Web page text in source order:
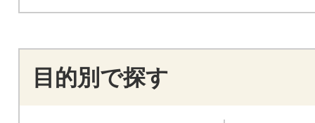
目的別で探す